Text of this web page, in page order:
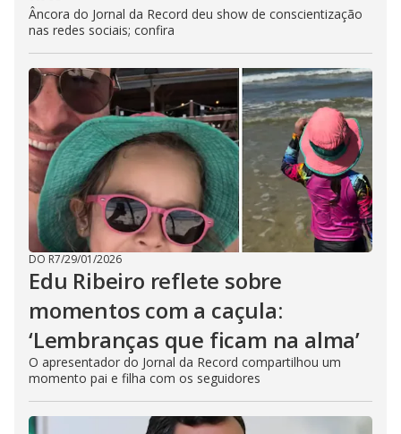
Âncora do Jornal da Record deu show de conscientização
nas redes sociais; confira
DO R7/29/01/2026
Edu Ribeiro reflete sobre
momentos com a caçula:
‘Lembranças que ficam na alma’
O apresentador do Jornal da Record compartilhou um
momento pai e filha com os seguidores